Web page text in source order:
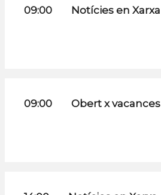
09:00 Notícies en Xarxa
09:00 Obert x vacances